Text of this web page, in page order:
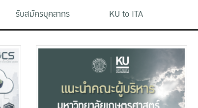
รับสมัครบุคลากร KU to ITA